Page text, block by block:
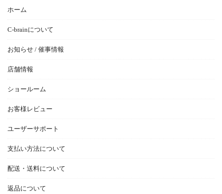
ホーム
C-brainについて
お知らせ / 催事情報
店舗情報
ショールーム
お客様レビュー
ユーザーサポート
支払い方法について
配送・送料について
返品について